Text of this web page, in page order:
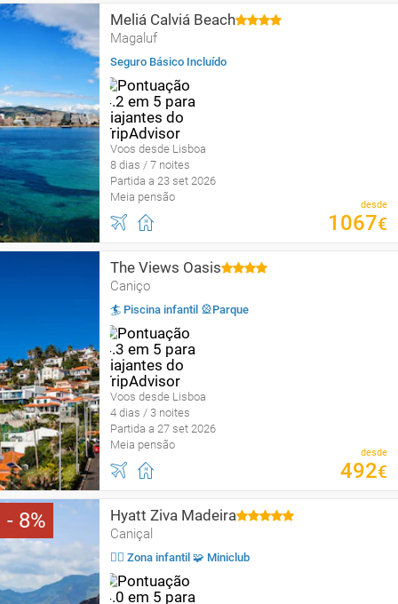
Meliá Calviá Beach
Magaluf
Seguro Básico Incluído
Voos desde Lisboa
8 dias / 7 noites
Partida a 23 set 2026
Meia pensão
desde
1067€
The Views Oasis
Caniço
🏄 Piscina infantil 🎡Parque
Voos desde Lisboa
4 dias / 3 noites
Partida a 27 set 2026
Meia pensão
desde
492€
8 Hyatt Ziva Madeira
Caniçal
🤹‍♂️ Zona infantil 🧩 Miniclub